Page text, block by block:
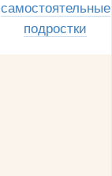
самостоятельные
подростки